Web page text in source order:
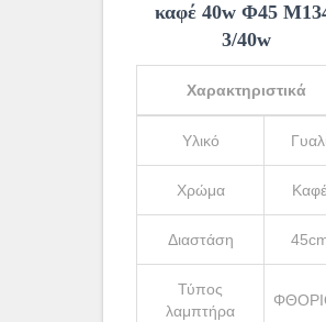
καφέ 40w Φ45
3/40w
Χαρακτηριστικά
Υλικό
Χρώμα Καφέ
Διαστάση
Τύπος
λαμπτήρα